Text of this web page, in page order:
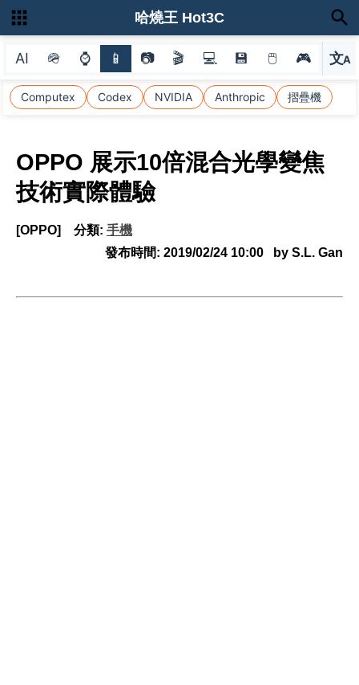
AI 🪖 ⌚ 📱 📷 🎬 💻 💾 🖱 🎮 文A
選
Computex Codex NVIDIA Anthropic 摺疊機
哈燒王 Hot3C
OPPO 展示10倍混合光學變焦
技術實際體驗
[OPPO] 分類: 手機
發布時間: 2019/02/24 10:00 by S.L. Gan